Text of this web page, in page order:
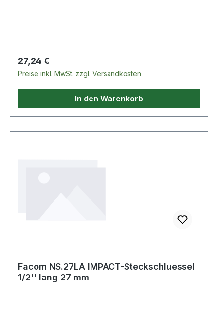
Regulärer Preis:
27,24 €
Preise inkl. MwSt. zzgl. Versandkosten
In den Warenkorb
Facom NS.27LA IMPACT-Steckschluessel
1/2'' lang 27 mm